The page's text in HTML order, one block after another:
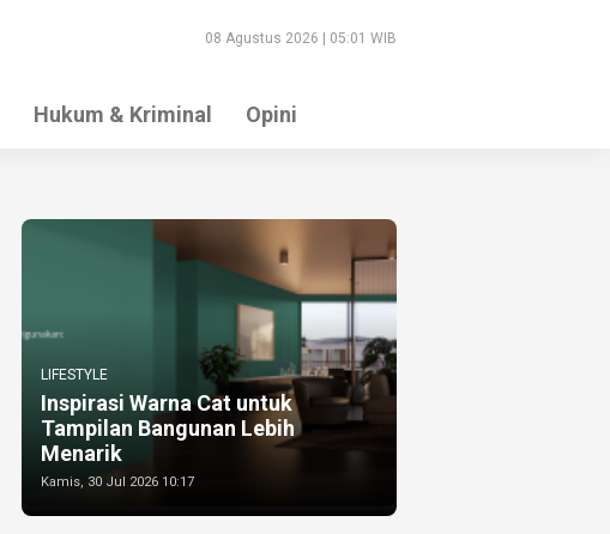
08 Agustus 2026 | 05:01 WIB
Hukum & Kriminal Opini
LIFESTYLE
Inspirasi Warna Cat untuk
Tampilan Bangunan Lebih
Menarik
Kamis, 30 Jul 2026 10:17